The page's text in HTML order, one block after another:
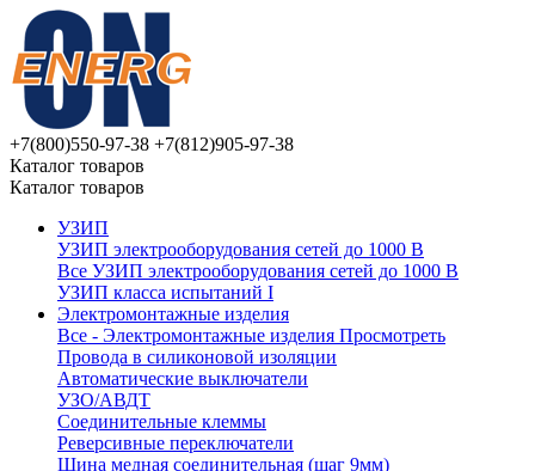
+7(800)550-97-38 +7(812)905-97-38
Каталог товаров
Каталог товаров
УЗИП
УЗИП электрооборудования сетей до 1000 В
Все УЗИП электрооборудования сетей до 1000 В
УЗИП клaссa испытаний I
Электромонтажные изделия
Все - Электромонтажные изделия Просмотреть
Провода в силиконовой изоляции
Автоматические выключатели
УЗО/АВДТ
Соединительные клеммы
Реверсивные переключатели
Шина медная соединительная (шаг 9мм)